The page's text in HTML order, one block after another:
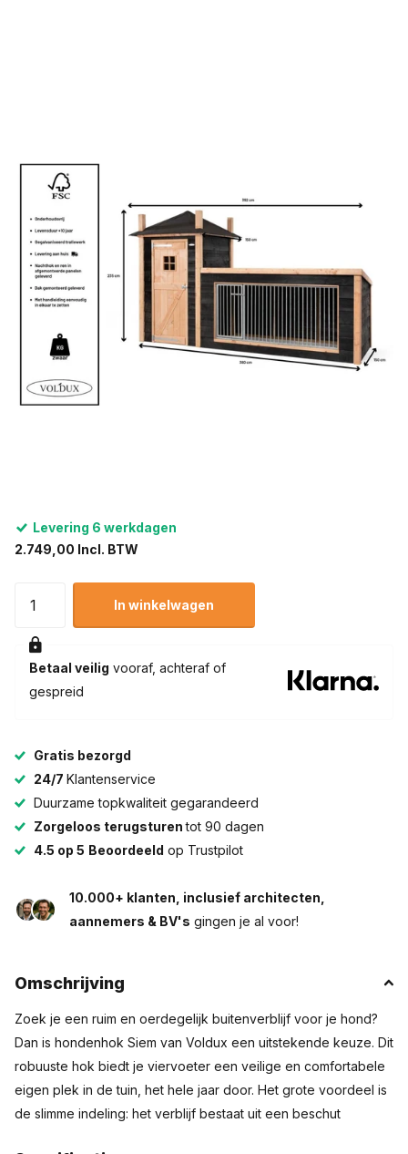
Levering 6 werkdagen
2.749,00 Incl. BTW
In winkelwagen
Betaal veilig vooraf, achteraf of
gespreid
Gratis bezorgd
24/7 Klantenservice
Duurzame topkwaliteit gegarandeerd
Zorgeloos terugsturentot 90 dagen
4.5 op 5 Beoordeeld op Trustpilot
10.000+ klanten, inclusief architecten,
aannemers & BV's gingen je al voor!
Omschrijving
Zoek je een ruim en oerdegelijk buitenverblijf voor je hond?
Dan is hondenhok Siem van Voldux een uitstekende keuze. Dit
robuuste hok biedt je viervoeter een veilige en comfortabele
eigen plek in de tuin, het hele jaar door. Het grote voordeel is
de slimme indeling: het verblijf bestaat uit een beschut